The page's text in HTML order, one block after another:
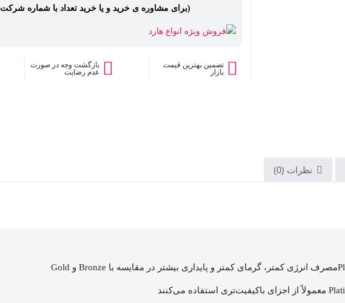
(برای مشاوره ی خرید و یا خرید تعداد با شماره شرکت
تضمین بهترین قیمت
بازار
بازگشت وجه در صورت
عدم رضایت
نظرات (0)